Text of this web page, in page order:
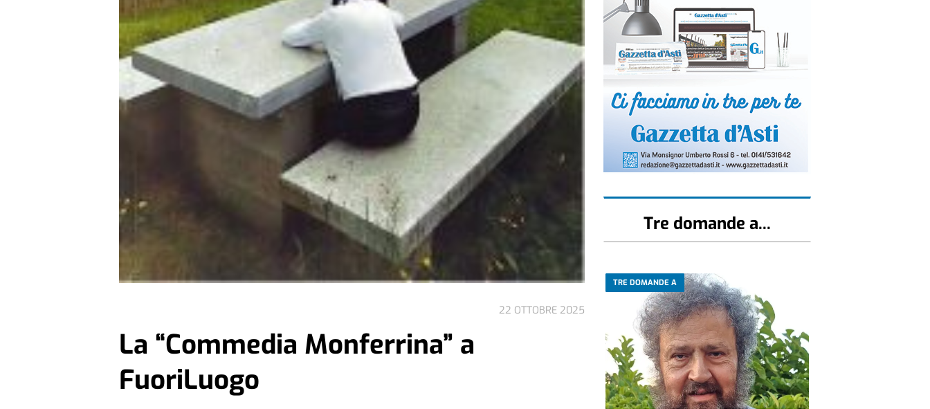
22 OTTOBRE 2025
La “Commedia Monferrina” a
FuoriLuogo
Tre domande a...
TRE DOMANDE A